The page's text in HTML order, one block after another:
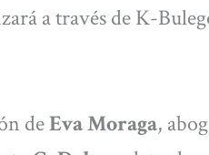
a través de K-
deEva Moraga,